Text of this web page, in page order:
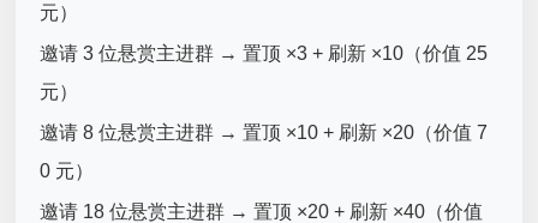
元）
邀请 3 位悬赏主进群 → 置顶 ×3 + 刷新 ×10（价值 25
元）
邀请 8 位悬赏主进群 → 置顶 ×10 + 刷新 ×20（价值 7
0 元）
邀请 18 位悬赏主进群 → 置顶 ×20 + 刷新 ×40（价值